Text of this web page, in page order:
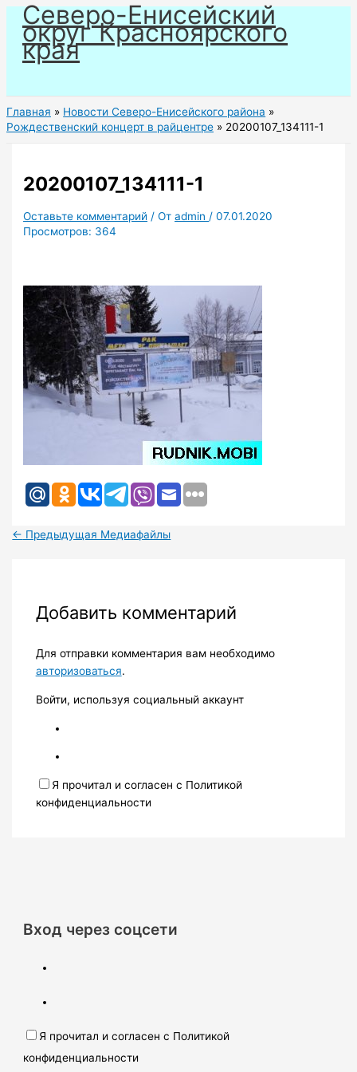
Перейти
содержимому
Северо-Енисейский
округ Красноярского
края
Главная
Новости Северо-Енисейского района
Рождественский концерт в райцентре
20200107_134111-1
20200107_134111-1
Оставьте комментарий / Отadmin /07.01.2020
Просмотров: 364
← Предыдущая Медиафайлы
Добавить комментарий
Для отправки комментария вам необходимо
авторизоваться.
Войти, используя социальный аккаунт
Я прочитал и согласен с Политикой
конфиденциальности
Вход через соцсети
Я прочитал и согласен с Политикой
конфиденциальности